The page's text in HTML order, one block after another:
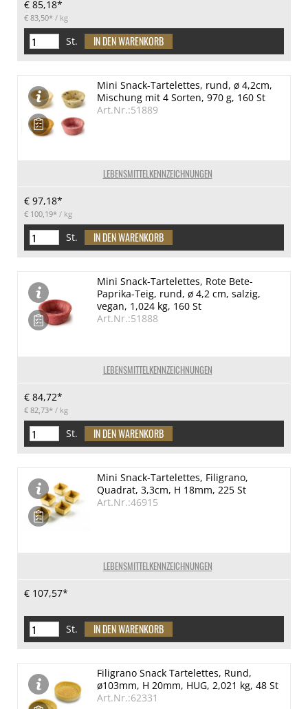
€ 85,18*
€ 83,50* / kg
St.
LEBENSMITTELKENNZEICHNUNGEN
Mini Snack-Tartelettes, rund, ø 4,2cm,
Mischung mit 4 Sorten, 970 g, 160 St
Art.Nr.:51889
€ 97,18*
€ 100,19* / kg
St.
LEBENSMITTELKENNZEICHNUNGEN
Mini Snack-Tartelettes, Rote Bete-
Paprika-Teig, rund, ø 4,2 cm, salzig,
vegan, 1,024 kg, 160 St
Art.Nr.:51888
€ 84,72*
€ 82,73* / kg
St.
LEBENSMITTELKENNZEICHNUNGEN
Mini Snack-Tartelettes, Filigrano,
Quadrat, 3,3cm, H 18mm, 225 St
Art.Nr.:46915
€ 107,57*
St.
Filigrano Snack Tartelettes, Rund,
ø103mm, H 20mm, HUG, 2,021 kg, 48 St
Art.Nr.:62331